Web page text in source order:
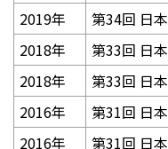
2019年
第34回 日
2018年
第33回 日
2018年
第33回 日
2016年
第31回 日
2016年
第31回 日